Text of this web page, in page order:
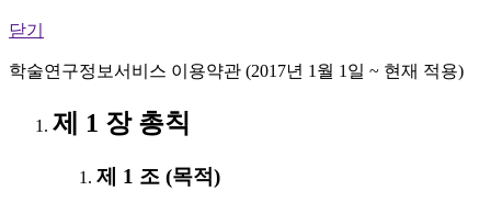
닫기
학술연구정보서비스 이용약관 (2017년 1월 1일 ~ 현재 적용)
제 1 장 총칙
제 1 조 (목적)